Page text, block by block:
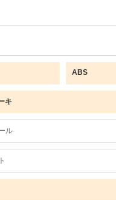
ABS
キ
ル